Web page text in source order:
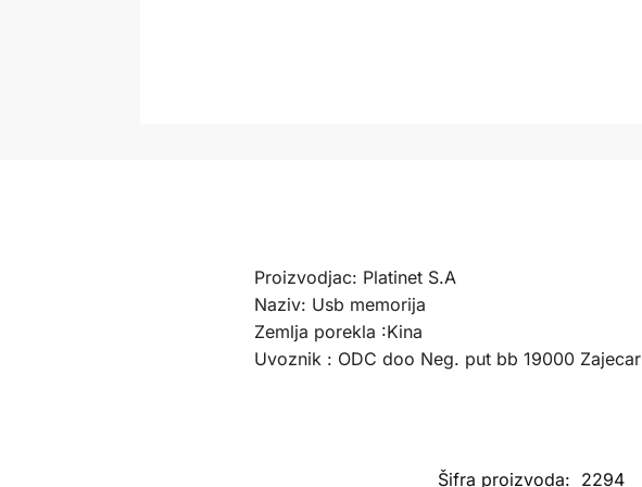
Proizvodjac: Platinet S.A
Naziv: Usb memorija
Zemlja porekla :Kina
Uvoznik : ODC doo Neg. put bb 19000 Zajecar
Šifra proizvoda: 2294